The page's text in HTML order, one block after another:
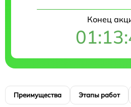
Конец
Преимущества Этапы работ